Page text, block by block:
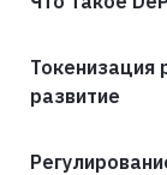
Токенизация
развитие